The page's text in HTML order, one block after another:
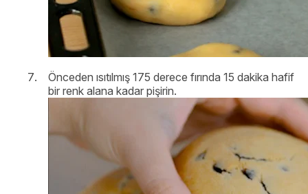
Önceden ısıtılmış 175 derece fırında 15 dakika hafif
bir renk alana kadar pişirin.